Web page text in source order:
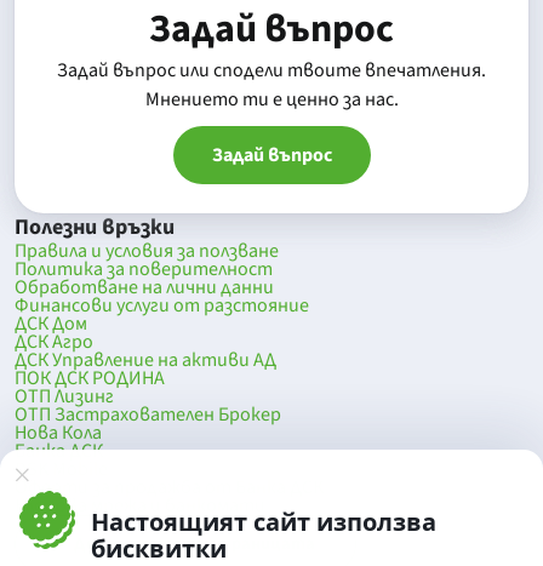
Настоящият сайт използва
бисквитки
Задай въпрос
Задай въпрос или сподели твоите впечатления.
Mнението ти е ценно за нас.
Задай въпрос
Полезни връзки
Правила и условия за ползване
Политика за поверителност
Обработване на лични данни
Финансови услуги от разстояние
ДСК Дом
ДСК Агро
ДСК Управление на активи АД
ПОК ДСК РОДИНА
ОТП Лизинг
ОТП Застрахователен Брокер
Нова Кола
Банка ДСК
DSK Mobile
Оферти за продажба от Банка ДСК
Клонова мрежа и банкомати
До началото на страницата